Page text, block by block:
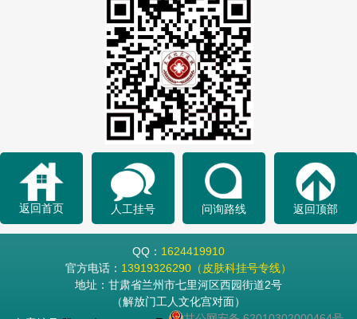
返回首页 人工挂号 问询路线 返回顶部
QQ： 1624419910
官方电话： 13919326290（皮肤科挂号专线）
地址：甘肃省兰州市七里河区西园街道2号
（解放门工人文化宫对面）